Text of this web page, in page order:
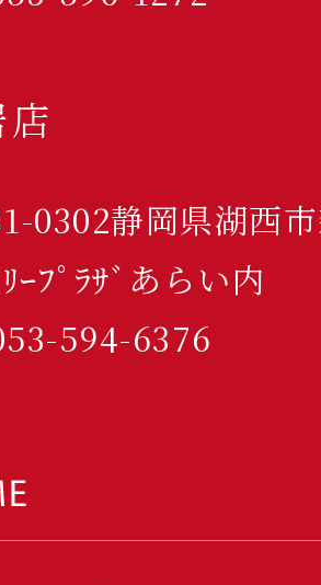
0302静岡県湖西
ｰﾌﾟﾗｻﾞあらい内
594-6376